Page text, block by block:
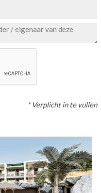
* Verplicht in te vullen